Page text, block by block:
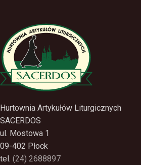
Hurtownia Artykułów Liturgicznych
SACERDOS
ul. Mostowa 1
09-402 Płock
tel. (24) 2688897